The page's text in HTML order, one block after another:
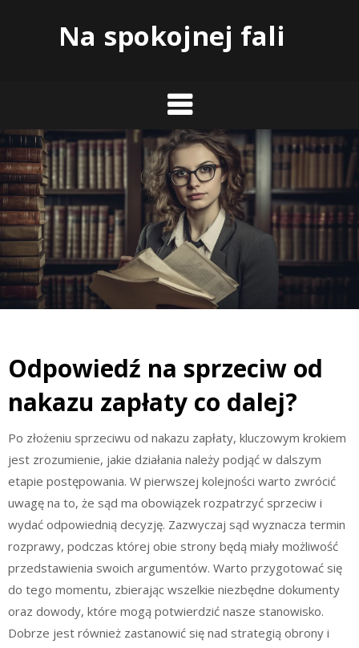
Na spokojnej fali
Odpowiedź na sprzeciw od
nakazu zapłaty co dalej?
Po złożeniu sprzeciwu od nakazu zapłaty, kluczowym krokiem
jest zrozumienie, jakie działania należy podjąć w dalszym
etapie postępowania. W pierwszej kolejności warto zwrócić
uwagę na to, że sąd ma obowiązek rozpatrzyć sprzeciw i
wydać odpowiednią decyzję. Zazwyczaj sąd wyznacza termin
rozprawy, podczas której obie strony będą miały możliwość
przedstawienia swoich argumentów. Warto przygotować się
do tego momentu, zbierając wszelkie niezbędne dokumenty
oraz dowody, które mogą potwierdzić nasze stanowisko.
Dobrze jest również zastanowić się nad strategią obrony i